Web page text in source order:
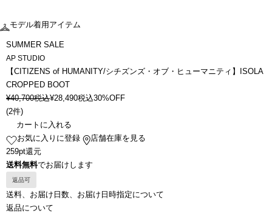
モデル着用アイテム
SUMMER SALE
AP STUDIO
【CITIZENS of HUMANITY/シチズンズ・オブ・ヒューマニティ】ISOLA
CROPPED BOOT
¥40,700税込¥28,490税込30%OFF
(2件)
カートに入れる
お気に入りに登録
店舗在庫を見る
259pt還元
送料無料でお届けします
返品可
送料、お届け日数、お届け日時指定について
返品について